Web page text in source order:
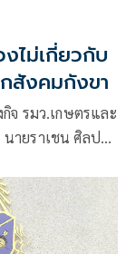
ไม่เกี่ยวกับ
สังคมกังขา
จ รมว.เกษตรและ
ายราเชน ศิลปะ